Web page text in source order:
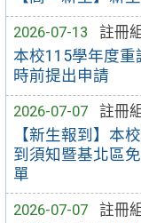
2026-07-13
註冊組
本校115學年度
時前提出申請
2026-07-07
註冊組
【新生報到】本
到須知暨基北區
單
2026-07-07
註冊組